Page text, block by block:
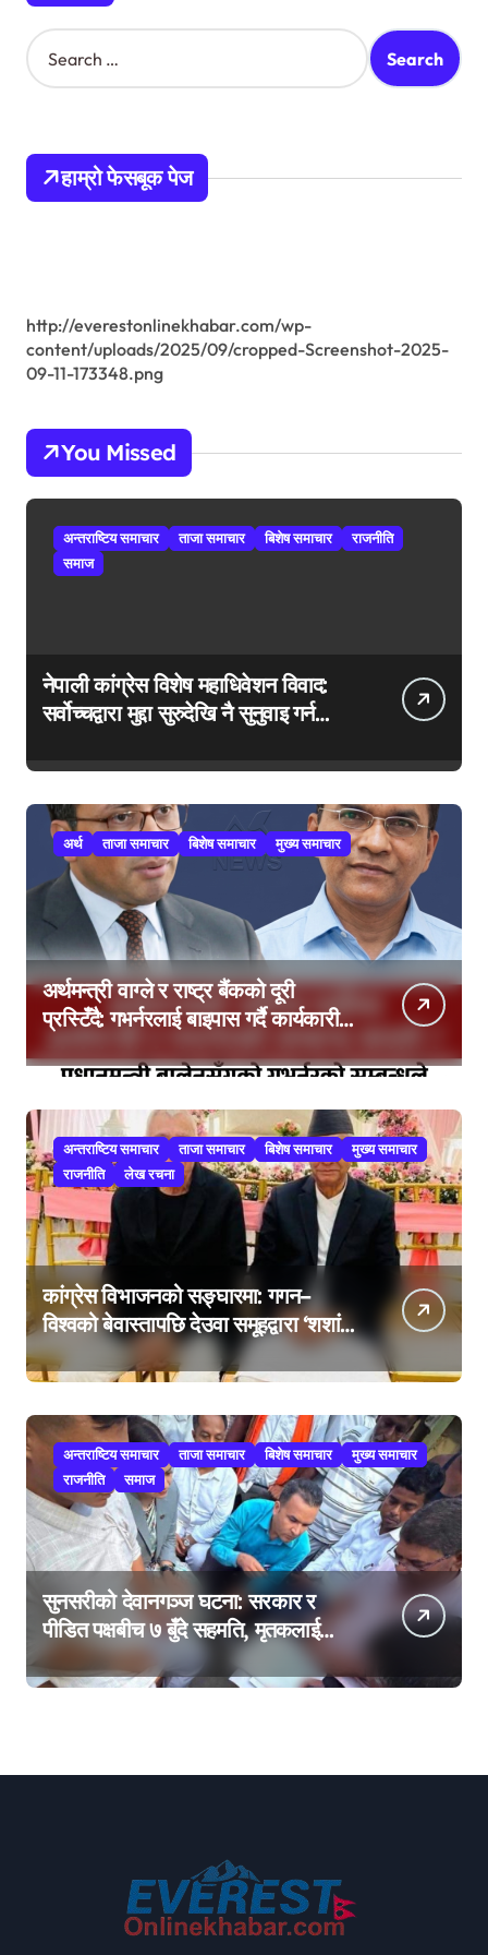
S
e
h
o
हाम्रो फेसबूक पेज
http://everestonlinekhabar.com/wp-
content/uploads/2025/09/cropped-Screenshot-2025-
09-11-173348.png
You Missed
अन्तराष्टिय समाचार ताजा समाचार बिशेष समाचार
राजनीति
समाज
नेपाली कांग्रेस विशेष महाधिवेशन विवाद:
सर्वोच्चद्वारा मुद्दा सुरुदेखि नै सुनुवाइ गर्न
अर्थ ताजा समाचार बिशेष समाचार मुख्य समाचार
अर्थमन्त्री वाग्ले र राष्ट्र बैंकको दूरी
प्रस्टिँदै: गभर्नरलाई बाइपास गर्दै कार्यकारी
अन्तराष्टिय समाचार ताजा समाचार बिशेष समाचार
मुख्य समाचार
राजनीति
लेख रचना
कांग्रेस विभाजनको सङ्घारमा: गगन–
विश्वको बेवास्तापछि देउवा समूहद्वारा ‘शशांक
कार्ड’, साउन २९ मा नयाँ राजनीतिक
यात्राको घोषणा तयारी!
अन्तराष्टिय समाचार ताजा समाचार बिशेष समाचार
मुख्य समाचार
राजनीति
समाज
सुनसरीको देवानगञ्ज घटना: सरकार र
पीडित पक्षबीच ७ बुँदे सहमति, मृतकलाई
सहिद घोषणा र परिवारलाई राहत दिइने